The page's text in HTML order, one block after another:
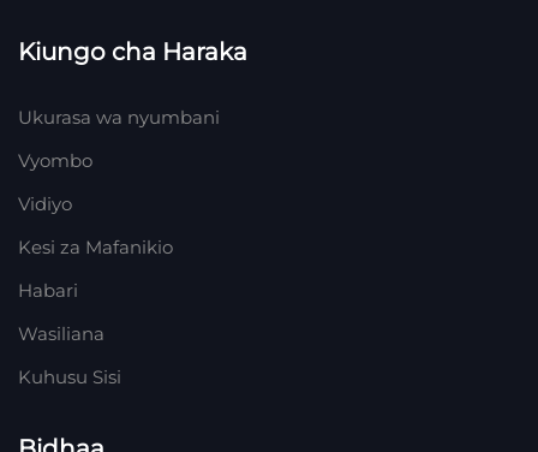
Kiungo cha Haraka
Ukurasa wa nyumbani
Vyombo
Vidiyo
Kesi za Mafanikio
Habari
Wasiliana
Kuhusu Sisi